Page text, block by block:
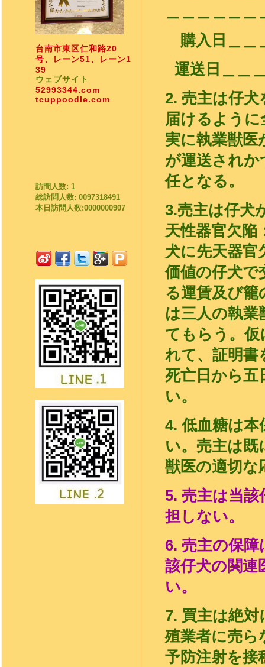
台南市東区仁和路20
号、レーン51、レーン1
39
ウェブサイト
52993344.com
tcuppoodle.com
訪問人数: 1
総訪問人数: 0097318491
本日訪問人数:0000000907
購入日＿＿
運送日＿＿
2. 売主は仔犬
届けるよう
実に執業獣医
が運送されか
任となる。
3.売主は仔犬
天性器官欠陥
犬に先天器官
価値の仔犬で
る運賃及び籠
は三人の執業
てもらう。仮
れて、証明書
死亡日から五
い。
4.低血糖は本
い。売主は既
獣医の適切な
5. 売主は当該
担しない。
6. 売主の保障
該仔犬の関連
い。
7. 買主は絶
殖業者に売ら
予防注射を接